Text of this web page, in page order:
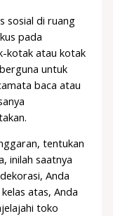
sosial di ruang
pada
kotak atau kotak
untuk
baca atau
tentukan
inilah saatnya
Anda
atas, Anda
toko